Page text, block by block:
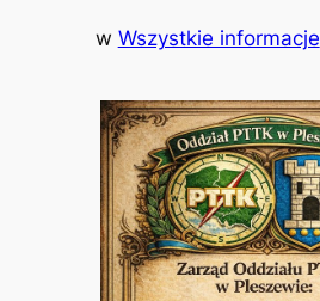
w Wszystkie informacje